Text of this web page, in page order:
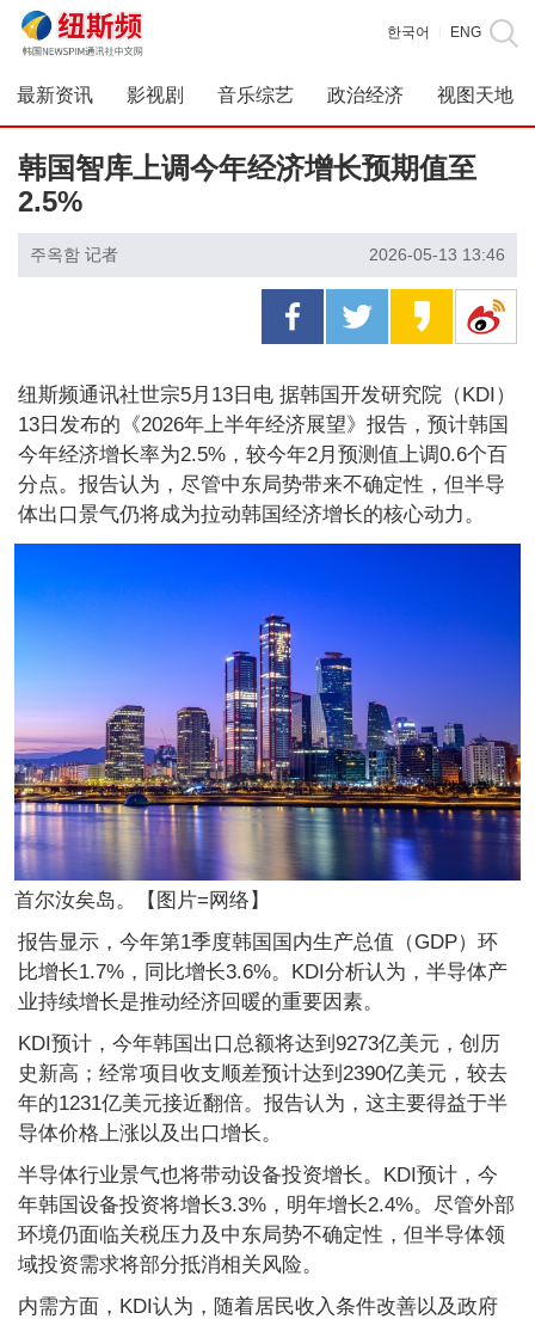
한국어 ENG
最新资讯 影视剧 音乐综艺 政治经济 视图天地
韩国智库上调今年经济增长预期值至
2.5%
주옥함 记者 2026-05-13 13:46
纽斯频通讯社世宗5月13日电 据韩国开发研究院（KDI）
13日发布的《2026年上半年经济展望》报告，预计韩国
今年经济增长率为2.5%，较今年2月预测值上调0.6个百
分点。报告认为，尽管中东局势带来不确定性，但半导
体出口景气仍将成为拉动韩国经济增长的核心动力。
首尔汝矣岛。【图片=网络】
报告显示，今年第1季度韩国国内生产总值（GDP）环
比增长1.7%，同比增长3.6%。KDI分析认为，半导体产
业持续增长是推动经济回暖的重要因素。
KDI预计，今年韩国出口总额将达到9273亿美元，创历
史新高；经常项目收支顺差预计达到2390亿美元，较去
年的1231亿美元接近翻倍。报告认为，这主要得益于半
导体价格上涨以及出口增长。
半导体行业景气也将带动设备投资增长。KDI预计，今
年韩国设备投资将增长3.3%，明年增长2.4%。尽管外部
环境仍面临关税压力及中东局势不确定性，但半导体领
域投资需求将部分抵消相关风险。
内需方面，KDI认为，随着居民收入条件改善以及政府